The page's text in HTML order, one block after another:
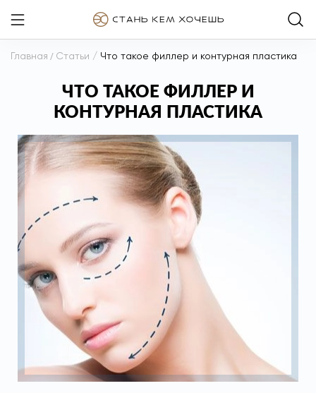
Главная / Статьи / Что такое филлер и контурная пластика
ЧТО ТАКОЕ ФИЛЛЕР И
КОНТУРНАЯ ПЛАСТИКА